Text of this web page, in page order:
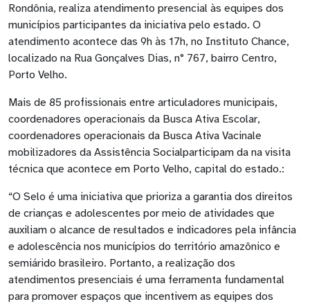
Rondônia, realiza atendimento presencial às equipes dos
municípios participantes da iniciativa pelo estado. O
atendimento acontece das 9h às 17h, no Instituto Chance,
localizado na Rua Gonçalves Dias, n° 767, bairro Centro,
Porto Velho.
Mais de 85 profissionais entre articuladores municipais,
coordenadores operacionais da Busca Ativa Escolar,
coordenadores operacionais da Busca Ativa Vacinale
mobilizadores da Assistência Socialparticipam da na visita
técnica que acontece em Porto Velho, capital do estado.:
“O Selo é uma iniciativa que prioriza a garantia dos direitos
de crianças e adolescentes por meio de atividades que
auxiliam o alcance de resultados e indicadores pela infância
e adolescência nos municípios do território amazônico e
semiárido brasileiro. Portanto, a realização dos
atendimentos presenciais é uma ferramenta fundamental
para promover espaços que incentivem as equipes dos